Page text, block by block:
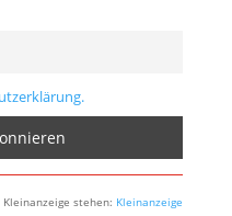
stehen: Kleinanzeige